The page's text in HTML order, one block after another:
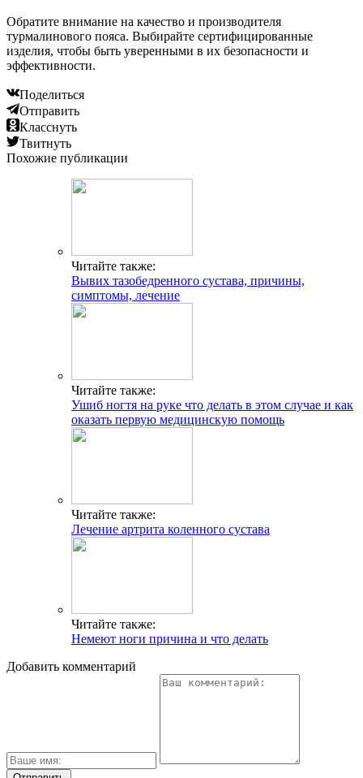
Обратите внимание на качество и производителя
турмалинового пояса. Выбирайте сертифицированные
изделия, чтобы быть уверенными в их безопасности и
эффективности.
Поделиться
Отправить
Класснуть
Твитнуть
Похожие публикации
Читайте также:
Вывих тазобедренного сустава, причины,
симптомы, лечение
Читайте также:
Ушиб ногтя на руке что делать в этом случае и как
оказать первую медицинскую помощь
Читайте также:
Лечение артрита коленного сустава
Читайте также:
Немеют ноги причина и что делать
Добавить комментарий